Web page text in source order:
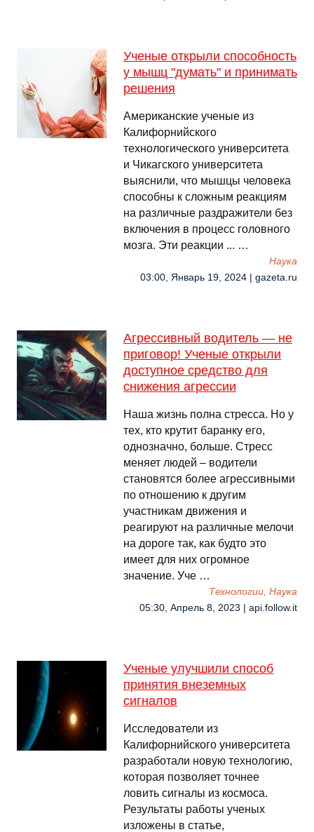
Ученые открыли способность
у мышц "думать" и принимать
решения
Американские ученые из
Калифорнийского
технологического университета
и Чикагского университета
выяснили, что мышцы человека
способны к сложным реакциям
на различные раздражители без
включения в процесс головного
мозга. Эти реакции ... …
Наука
03:00, Январь 19, 2024 | gazeta.ru
Агрессивный водитель — не
приговор! Ученые открыли
доступное средство для
снижения агрессии
Наша жизнь полна стресса. Но у
тех, кто крутит баранку его,
однозначно, больше. Стресс
меняет людей – водители
становятся более агрессивными
по отношению к другим
участникам движения и
реагируют на различные мелочи
на дороге так, как будто это
имеет для них огромное
значение. Уче …
Технологии, Наука
05:30, Апрель 8, 2023 | api.follow.it
Ученые улучшили способ
принятия внеземных
сигналов
Исследователи из
Калифорнийского университета
разработали новую технологию,
которая позволяет точнее
ловить сигналы из космоса.
Результаты работы ученых
изложены в статье,